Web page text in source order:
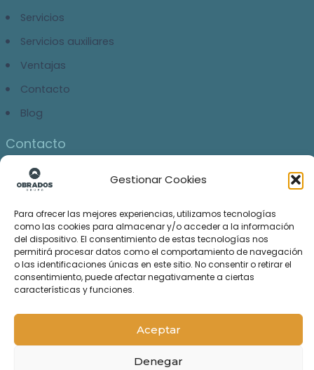
Gestionar Cookies
Para ofrecer las mejores experiencias, utilizamos tecnologías
como las cookies para almacenar y/o acceder a la información
del dispositivo. El consentimiento de estas tecnologías nos
permitirá procesar datos como el comportamiento de navegación
o las identificaciones únicas en este sitio. No consentir o retirar el
consentimiento, puede afectar negativamente a ciertas
características y funciones.
Aceptar
Denegar
Servicios
Servicios auxiliares
Ventajas
Contacto
Blog
Contacto
622-630-800
Enlaces legales
Política de Privacidad
Aviso Legal
Copyright © 2026 Servicios de conserjería | Diseño-
Conserjería Madrid
¿En qué podemos ayudarte?